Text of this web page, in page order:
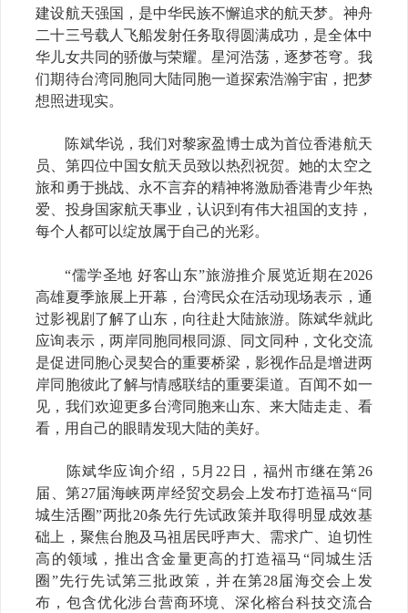
建设航天强国，是中华民族不懈追求的航天梦。神舟
二十三号载人飞船发射任务取得圆满成功，是全体中
华儿女共同的骄傲与荣耀。星河浩荡，逐梦苍穹。我
们期待台湾同胞同大陆同胞一道探索浩瀚宇宙，把梦
想照进现实。
陈斌华说，我们对黎家盈博士成为首位香港航天
员、第四位中国女航天员致以热烈祝贺。她的太空之
旅和勇于挑战、永不言弃的精神将激励香港青少年热
爱、投身国家航天事业，认识到有伟大祖国的支持，
每个人都可以绽放属于自己的光彩。
“儒学圣地 好客山东”旅游推介展览近期在2026
高雄夏季旅展上开幕，台湾民众在活动现场表示，通
过影视剧了解了山东，向往赴大陆旅游。陈斌华就此
应询表示，两岸同胞同根同源、同文同种，文化交流
是促进同胞心灵契合的重要桥梁，影视作品是增进两
岸同胞彼此了解与情感联结的重要渠道。百闻不如一
见，我们欢迎更多台湾同胞来山东、来大陆走走、看
看，用自己的眼睛发现大陆的美好。
陈斌华应询介绍，5月22日，福州市继在第26
届、第27届海峡两岸经贸交易会上发布打造福马“同
城生活圈”两批20条先行先试政策并取得明显成效基
础上，聚焦台胞及马祖居民呼声大、需求广、迫切性
高的领域，推出含金量更高的打造福马“同城生活
圈”先行先试第三批政策，并在第28届海交会上发
布，包含优化涉台营商环境、深化榕台科技交流合